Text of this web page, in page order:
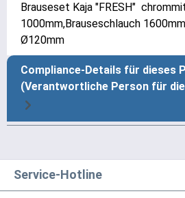
Brauseset Kaja "FRESH"
1000mm,Brauseschlauch
Ø120mm
Compliance-Details für dieses
(Verantwortliche Person für die
Service-Hotline